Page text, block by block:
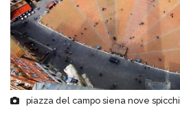
piazza del campo siena nove spicchi